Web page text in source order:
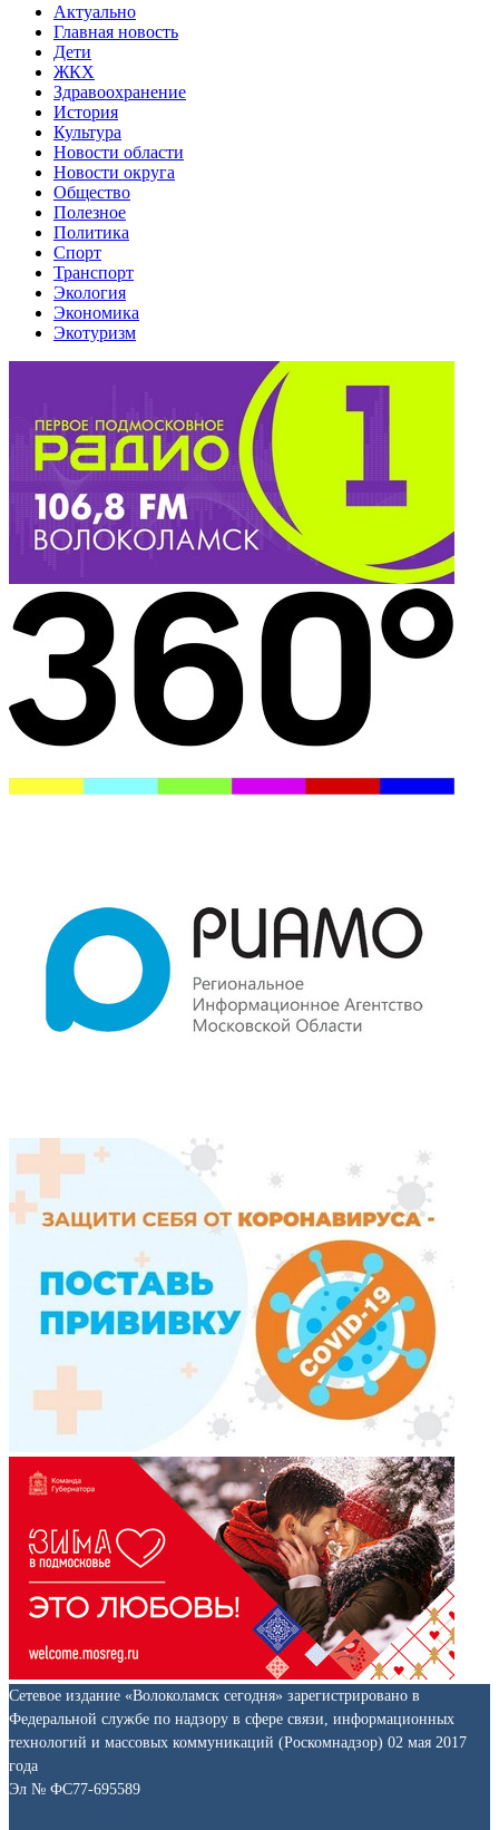
Актуально
Главная новость
Дети
ЖКХ
Здравоохранение
История
Культура
Новости области
Новости округа
Общество
Полезное
Политика
Спорт
Транспорт
Экология
Экономика
Экотуризм
Сетевое издание «Волоколамск сегодня» зарегистрировано в
Федеральной службе по надзору в сфере связи, информационных
технологий и массовых коммуникаций (Роскомнадзор) 02 мая 2017
года
Эл № ФС77-695589